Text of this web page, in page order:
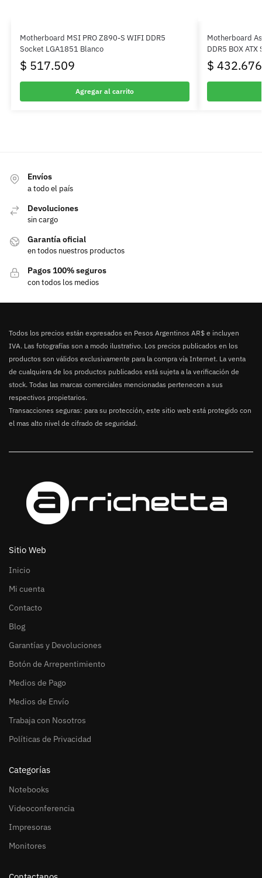
Motherboard MSI PRO Z890-S WIFI DDR5
Socket LGA1851 Blanco
$ 517.509
Agregar al carrito
Motherboard
DDR5 BOX
$ 432.676
Envíos
a todo el país
Devoluciones
sin cargo
Garantía oficial
en todos nuestros productos
Pagos 100% seguros
con todos los medios
Todos los precios están expresados en Pesos Argentinos AR$ e incluyen
IVA. Las fotografías son a modo ilustrativo. Los precios publicados en los
productos son válidos exclusivamente para la compra vía Internet. La venta
de cualquiera de los productos publicados está sujeta a la verificación de
stock. Todas las marcas comerciales mencionadas pertenecen a sus
respectivos propietarios.
Transacciones seguras: para su protección, este sitio web está protegido con
el mas alto nivel de cifrado de seguridad.
Sitio Web
Inicio
Mi cuenta
Contacto
Blog
Garantías y Devoluciones
Botón de Arrepentimiento
Medios de Pago
Medios de Envío
Trabaja con Nosotros
Políticas de Privacidad
Categorías
Notebooks
Videoconferencia
Impresoras
Monitores